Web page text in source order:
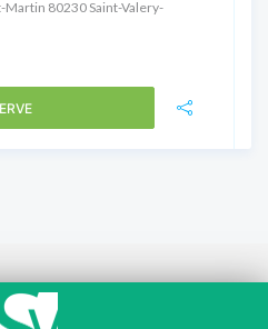
Martin 80230 Saint-Valery-